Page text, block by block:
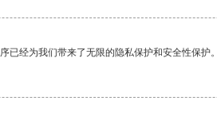
已经为我们带来了无限的隐私保护和安全性保护